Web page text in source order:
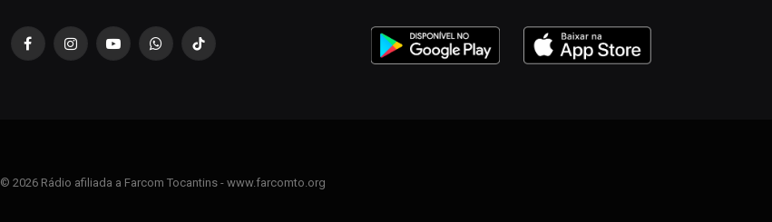
FacebookInstagramYouTubeWhatsAppTikTok
© 2026 Rádio afiliada a Farcom Tocantins - www.farcomto.org